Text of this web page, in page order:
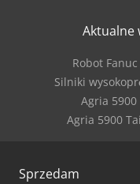
Trumpf Trupunch
Trumpf Trupunch
Trumpf Trustore
Aktualne
Robot Fanuc
Silniki
Agria
Agria 5900
Sprzedam